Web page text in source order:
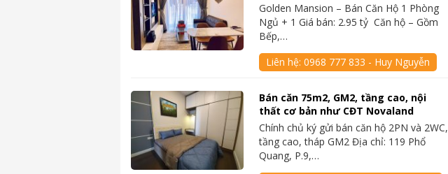
Golden Mansion – Bán Căn Hộ 1 Phòng
Ngủ + 1 Giá bán: 2.95 tỷ Căn hộ – Gồm
Bếp,…
Liên hệ:0968 777 833 - Huy Nguyễn
Bán căn 75m2, GM2, tầng cao, nội
thất cơ bản như CĐT Novaland
Chính chủ ký gửi bán căn hộ 2PN và 2WC,
tầng cao, tháp GM2 Địa chỉ: 119 Phổ
Quang, P.9,…